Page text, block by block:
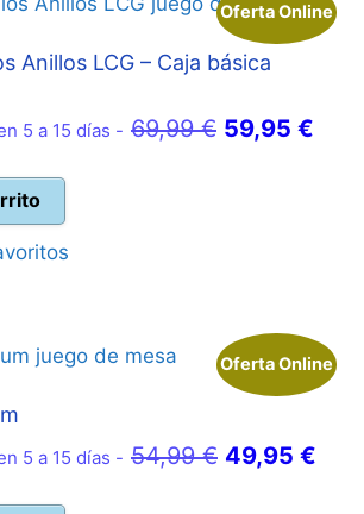
Oferta Online
Anillos LCG – Caja básica
5 a 15 días - 69,99€ El
59,95 €
Oferta Online
5 a 15 días - 54,99€ El
49,95 €